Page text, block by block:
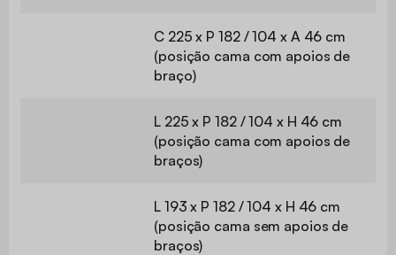
C 225 x P 182 / 104 x A 46 cm
(posição cama com apoios de
braço)
L 225 x P 182 / 104 x H 46 cm
(posição cama com apoios de
braços)
L 193 x P 182 / 104 x H 46 cm
(posição cama sem apoios de
braços)